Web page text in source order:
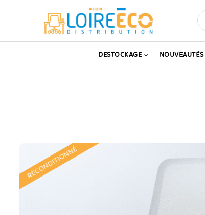
DESTOCKAGE NOUVEAUTÉS
RECONDITIONNÉ